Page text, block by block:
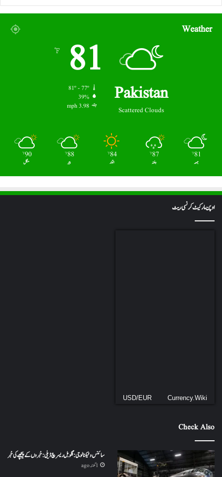
Weather
Pakistan
Scattered Clouds
81
℉
81º - 77º
39%
3.98 mph
81
℉
جمعہ
87
℉
ہفتہ
84
℉
اتوار
88
℉
پیر
90
℉
منگل
اوپن مارکیٹ کرنسی ریٹ
USD/EUR Currency.Wiki
Check Also
سائنس و ٹیکنالوجی: گلوبل ریسرچ ڈیلی: خبروں کے پیچھے کی خبر
1 گھنٹہ ago